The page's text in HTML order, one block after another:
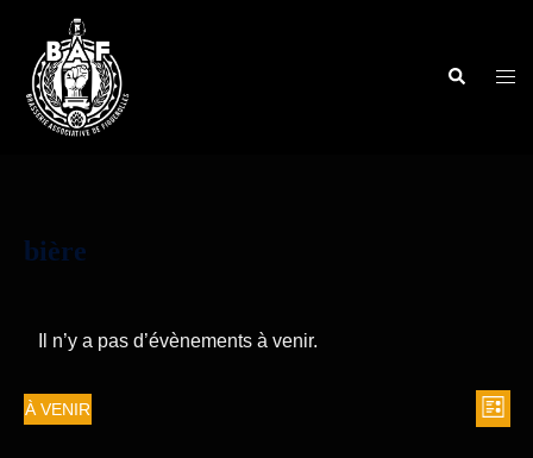
bière
Il n’y a pas d’évènements à venir.
LISTE
À VENIR